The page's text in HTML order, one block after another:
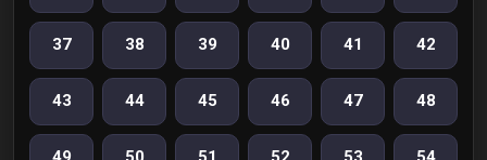
37 38 39 40 41 42
43 44 45 46 47 48